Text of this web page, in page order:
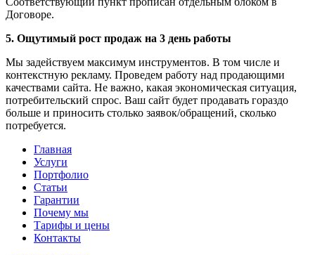
Договоре.
5. Ощутимый рост продаж на 3 день работы
Мы задействуем максимум инструментов. В том числе и
контекстную рекламу. Проведем работу над продающими
качествами сайта. Не важно, какая экономическая ситуация,
потребительский спрос. Ваш сайт будет продавать гораздо
больше и приносить столько заявок/обращений, сколько
потребуется.
Главная
Услуги
Портфолио
Статьи
Гарантии
Почему мы
Тарифы и цены
Контакты